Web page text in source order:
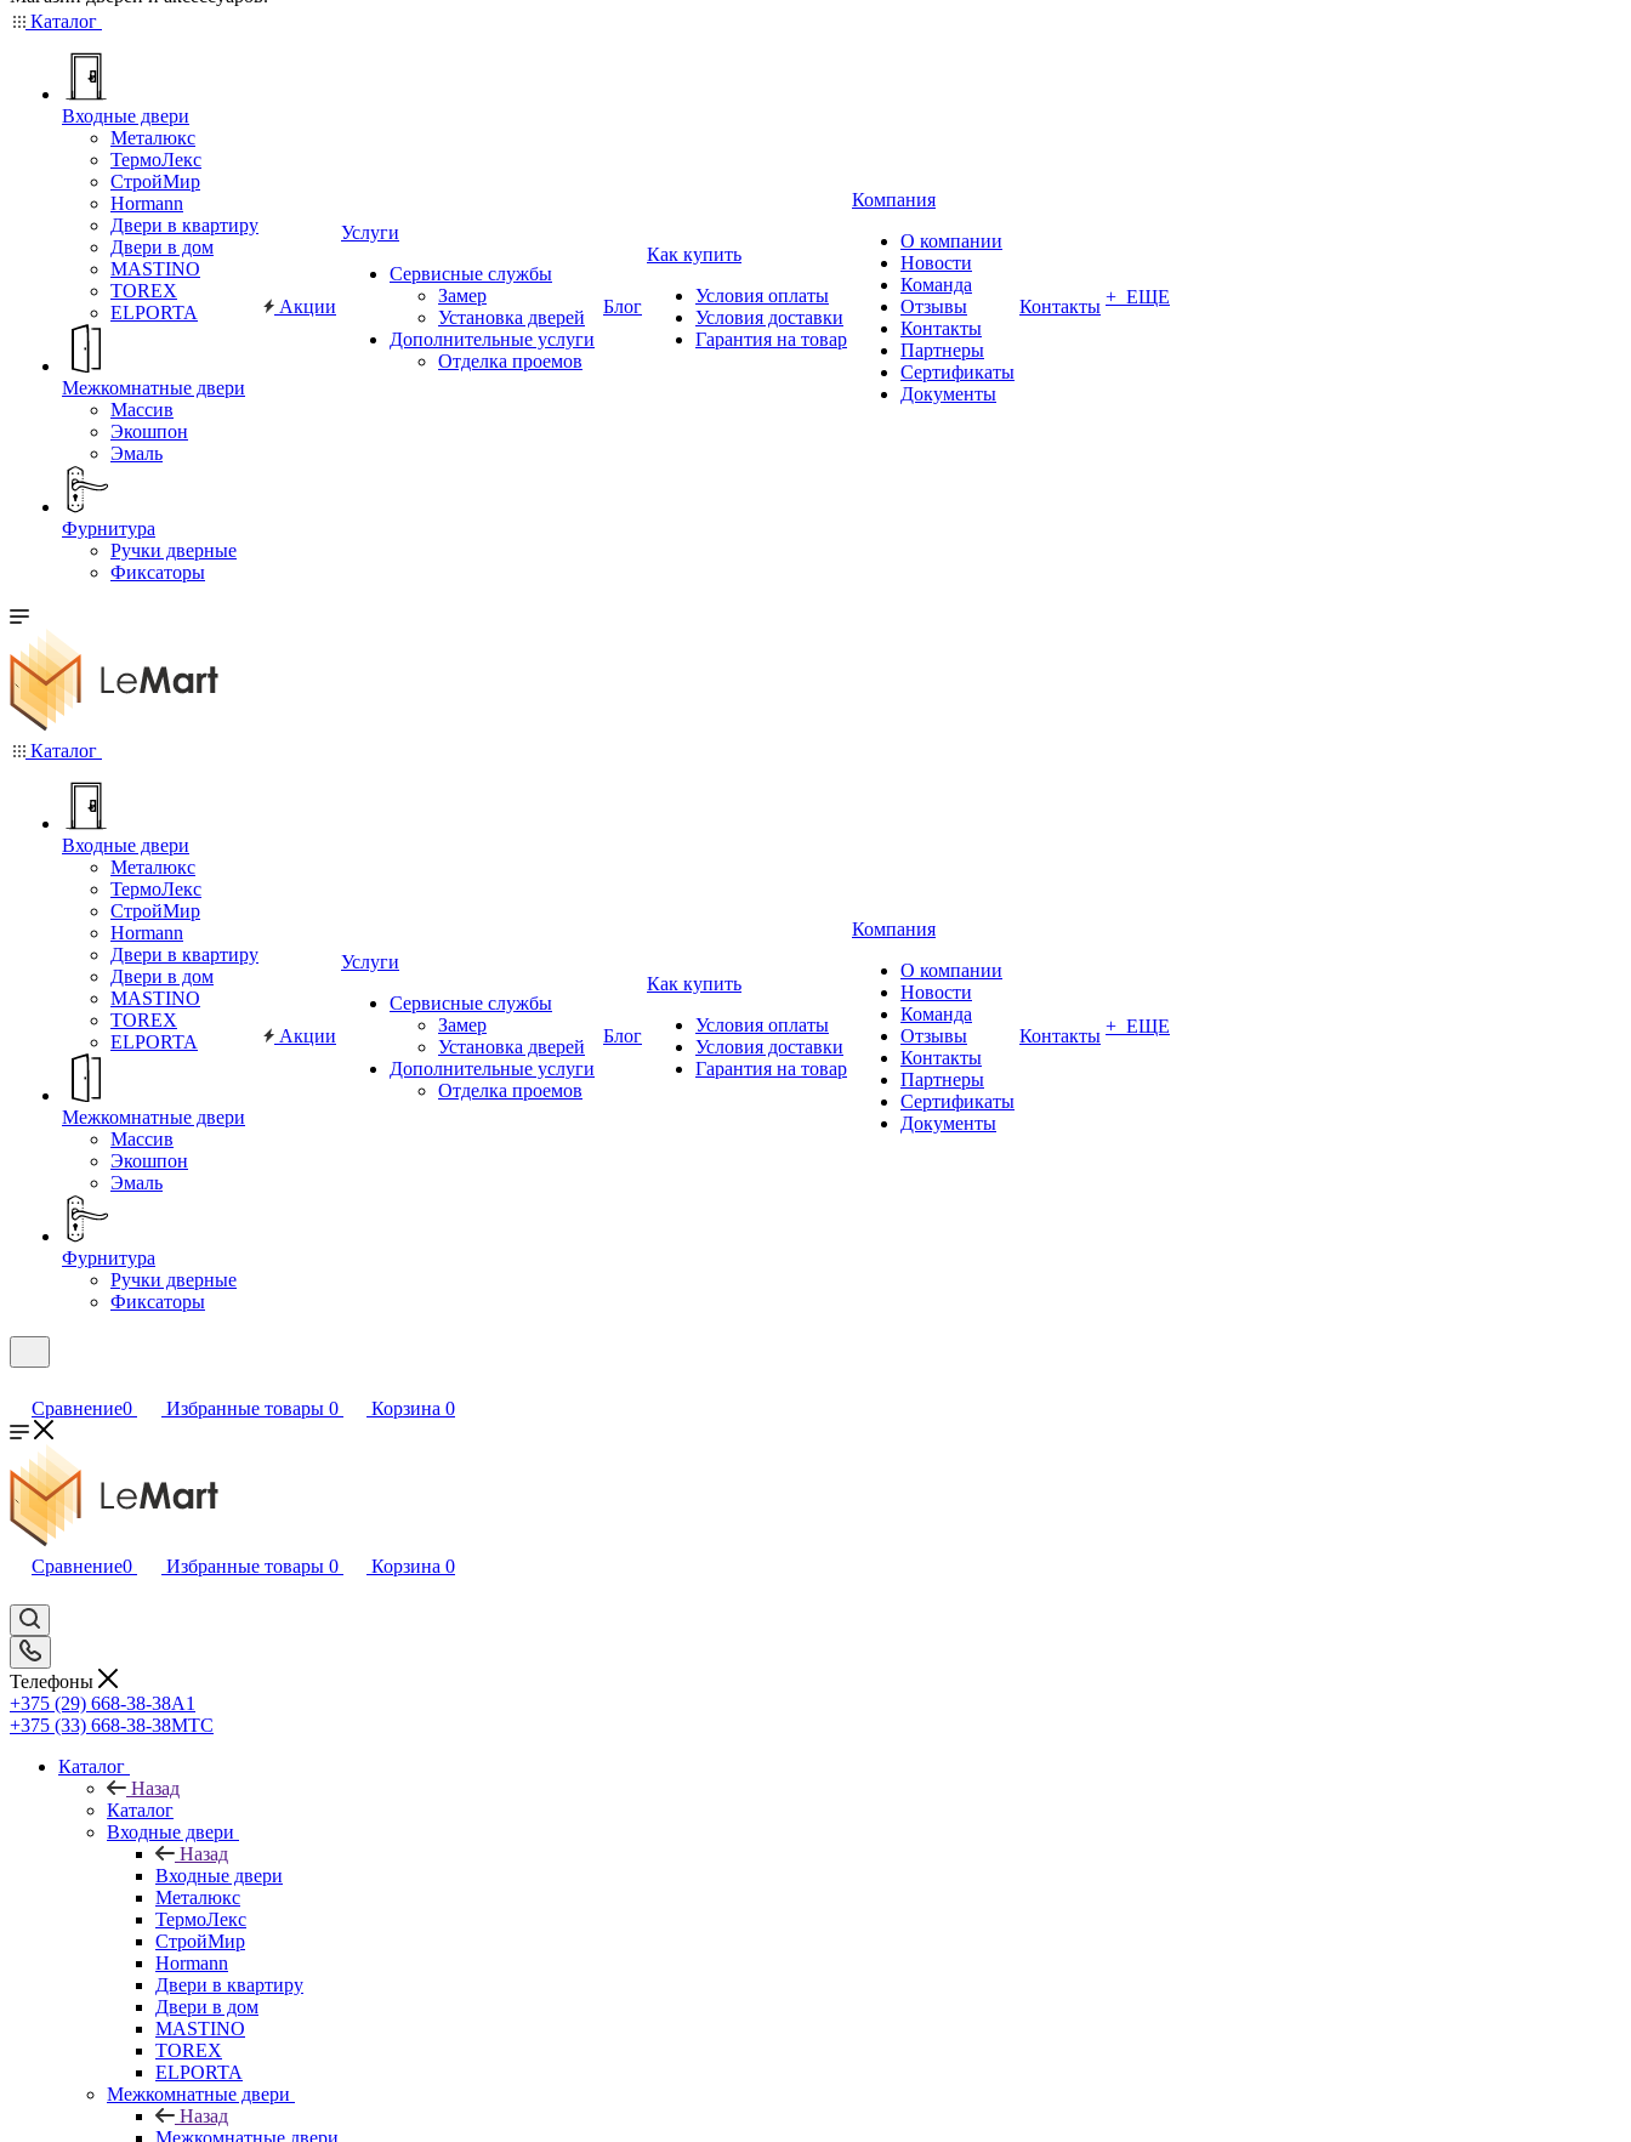
Каталог
Входные двери
Металюкс
ТермоЛекс
СтройМир
Hormann
Двери в квартиру
Двери в дом
MASTINO
TOREX
ELPORTA
Межкомнатные двери
Массив
Экошпон
Эмаль
Фурнитура
Ручки дверные
Фиксаторы
Акции
Услуги
Сервисные службы
Замер
Установка дверей
Дополнительные услуги
Отделка проемов
Блог
Как купить
Условия оплаты
Условия доставки
Гарантия на товар
Компания
О компании
Новости
Команда
Отзывы
Контакты
Партнеры
Сертификаты
Документы
Контакты + ЕЩЕ
Каталог
Входные двери
Металюкс
ТермоЛекс
СтройМир
Hormann
Двери в квартиру
Двери в дом
MASTINO
TOREX
ELPORTA
Межкомнатные двери
Массив
Экошпон
Эмаль
Фурнитура
Ручки дверные
Фиксаторы
Акции
Услуги
Сервисные службы
Замер
Установка дверей
Дополнительные услуги
Отделка проемов
Блог
Как купить
Условия оплаты
Условия доставки
Гарантия на товар
Компания
О компании
Новости
Команда
Отзывы
Контакты
Партнеры
Сертификаты
Документы
Контакты + ЕЩЕ
Сравнение0 Избранные товары 0 Корзина 0
Сравнение0 Избранные товары 0 Корзина 0
Телефоны
+375 (29) 668-38-38A1
+375 (33) 668-38-38МТС
Каталог
Назад
Каталог
Входные двери
Назад
Входные двери
Металюкс
ТермоЛекс
СтройМир
Hormann
Двери в квартиру
Двери в дом
MASTINO
TOREX
ELPORTA
Межкомнатные двери
Назад
Межкомнатные двери